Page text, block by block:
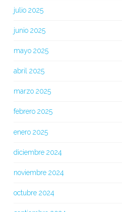
julio 2025
junio 2025
mayo 2025
abril 2025
marzo 2025
febrero 2025
enero 2025
diciembre 2024
noviembre 2024
octubre 2024